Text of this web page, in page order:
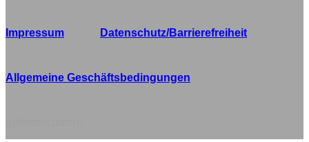
Impressum Datenschutz/Barrierefreiheit
Allgemeine Geschäftsbedingungen